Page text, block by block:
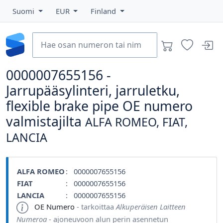
Suomi EUR Finland
0000007655156 -
Jarrupääsylinteri, jarruletku,
flexible brake pipe OE numero
valmistajilta ALFA ROMEO, FIAT,
LANCIA
ALFA ROMEO : 0000007655156
FIAT
: 0000007655156
LANCIA
: 0000007655156
OE Numero - tarkoittaa Alkuperäisen Laitteen
Numeroa - ajoneuvoon alun perin asennetun